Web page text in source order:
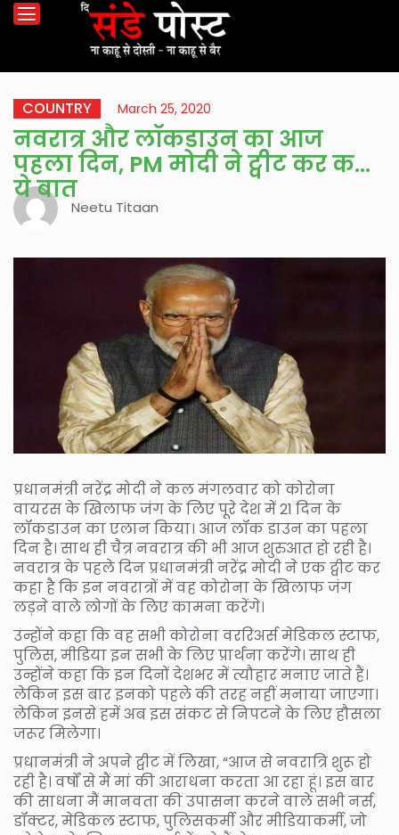
COUNTRY March 25, 2020
नवरात्र और लॉकडाउन का आज
पहला दिन, PM मोदी ने ट्वीट कर कही
ये बात
Neetu Titaan
प्रधानमंत्री नरेंद्र मोदी ने कल मंगलवार को कोरोना
वायरस के खिलाफ जंग के लिए पूरे देश में 21 दिन के
लॉकडाउन का एलान किया। आज लॉक डाउन का पहला
दिन है। साथ ही चैत्र नवरात्र की भी आज शुरुआत हो रही है।
नवरात्र के पहले दिन प्रधानमंत्री नरेंद्र मोदी ने एक ट्वीट कर
कहा है कि इन नवरात्रों में वह कोरोना के खिलाफ जंग
लड़ने वाले लोगों के लिए कामना करेंगे।
उन्होंने कहा कि वह सभी कोरोना वररिअर्स मेडिकल स्टाफ,
पुलिस, मीडिया इन सभी के लिए प्रार्थना करेंगे। साथ ही
उन्होंने कहा कि इन दिनों देशभर में त्यौहार मनाए जाते हैं।
लेकिन इस बार इनको पहले की तरह नहीं मनाया जाएगा।
लेकिन इनसे हमें अब इस संकट से निपटने के लिए हौसला
जरूर मिलेगा।
प्रधानमंत्री ने अपने ट्वीट में लिखा, “आज से नवरात्रि शुरू हो
रही है। वर्षों से मैं मां की आराधना करता आ रहा हूं। इस बार
की साधना मैं मानवता की उपासना करने वाले सभी नर्स,
डॉक्टर, मेडिकल स्टाफ, पुलिसकर्मी और मीडियाकर्मी, जो